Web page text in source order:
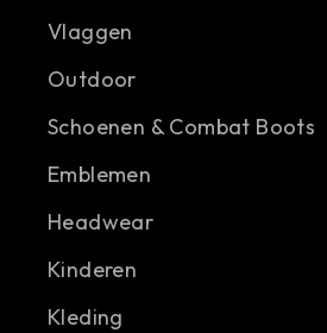
Vlaggen
Outdoor
Schoenen & Combat Boots
Emblemen
Headwear
Kinderen
Kleding